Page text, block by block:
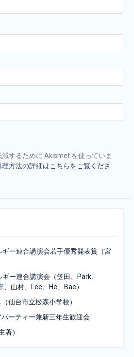
するために Akismet を使っていま
方法の詳細はこちらをご覧くださ
ー連合講演会若手優秀発表賞（宮
ー連合講演会（笠田、Park、
山村、Lee、He、Bae）
仙台市立松森小学校）
ーティー兼新三年生歓迎会
著）